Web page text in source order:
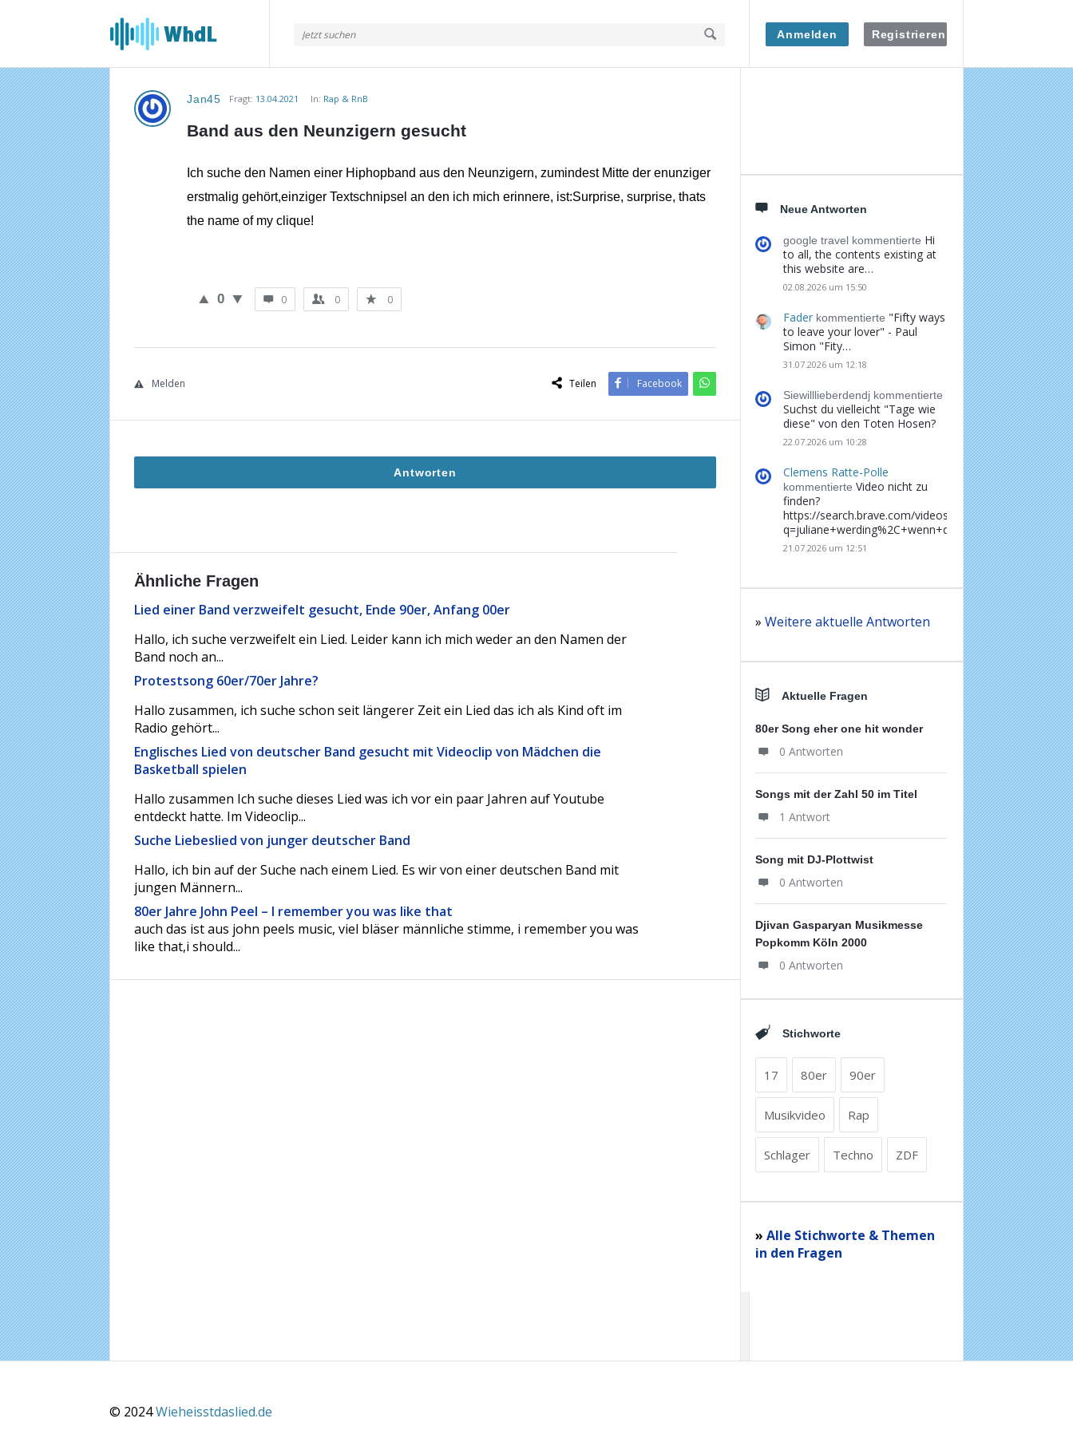
Anmelden Registrieren
Musikforum
von
Musikforum
WieheisstdasLied.de
Neueste
Jan45 Fragt: 13.04.2021 In: Rap & RnB
Band aus den Neunzigern gesucht
Ich suche den Namen einer Hiphopband aus den Neunzigern, zumindest Mitte der enunziger
erstmalig gehört,einziger Textschnipsel an den ich mich erinnere, ist:Surprise, surprise, thats
the name of my clique!
0 0 0 0
Teilen Facebook
Melden
Antworten
Ähnliche Fragen
Lied einer Band verzweifelt gesucht, Ende 90er, Anfang 00er
Hallo, ich suche verzweifelt ein Lied. Leider kann ich mich weder an den Namen der
Band noch an...
Protestsong 60er/70er Jahre?
Hallo zusammen, ich suche schon seit längerer Zeit ein Lied das ich als Kind oft im
Radio gehört...
Englisches Lied von deutscher Band gesucht mit Videoclip von Mädchen die
Basketball spielen
Hallo zusammen Ich suche dieses Lied was ich vor ein paar Jahren auf Youtube
entdeckt hatte. Im Videoclip...
Suche Liebeslied von junger deutscher Band
Hallo, ich bin auf der Suche nach einem Lied. Es wir von einer deutschen Band mit
jungen Männern...
80er Jahre John Peel – I remember you was like that
auch das ist aus john peels music, viel bläser männliche stimme, i remember you was
like that,i should...
Seitenleiste
Neue Antworten
google travel kommentierte Hi
to all, the contents existing at
this website are…
02.08.2026 um 15:50
Fader kommentierte "Fifty ways
to leave your lover" - Paul
Simon "Fity…
31.07.2026 um 12:18
Siewilllieberdendj kommentierte
Suchst du vielleicht "Tage wie
diese" von den Toten Hosen?
22.07.2026 um 10:28
Clemens Ratte-Polle
kommentierte Video nicht zu
finden?
https://search.brave.com/videos?
21.07.2026 um 12:51
» Weitere aktuelle Antworten
Aktuelle Fragen
80er Song eher one hit wonder
0 Antworten
Songs mit der Zahl 50 im Titel
1 Antwort
Song mit DJ-Plottwist
0 Antworten
Djivan Gasparyan Musikmesse
Popkomm Köln 2000
0 Antworten
Stichworte
17 80er 90er
Musikvideo Rap
Schlager Techno ZDF
» Alle Stichworte & Themen
in den Fragen
© 2024Wieheisstdaslied.de